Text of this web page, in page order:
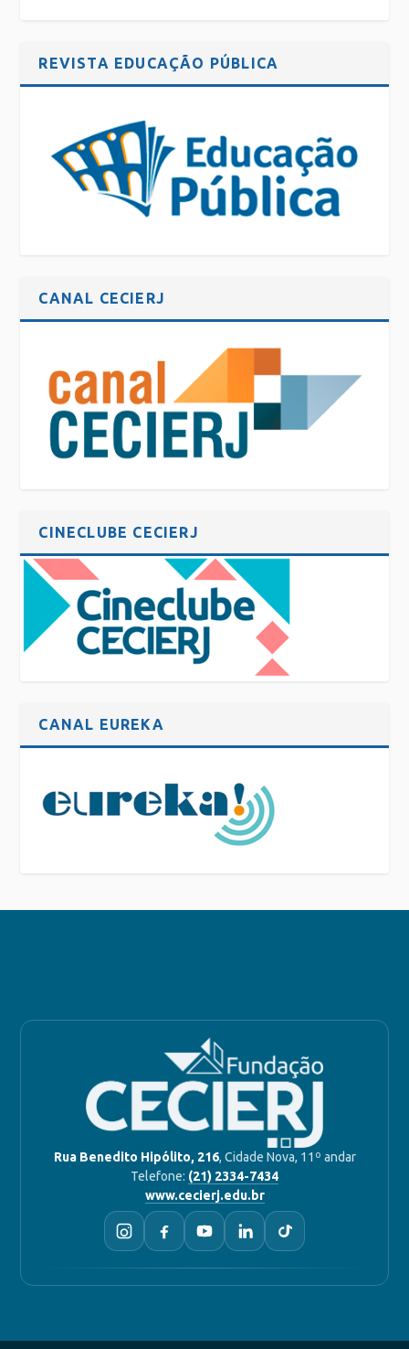
REVISTA EDUCAÇÃO PÚBLICA
CANAL CECIERJ
CINECLUBE CECIERJ
CANAL EUREKA
Rua Benedito Hipólito, 216, Cidade Nova, 11º andar
Telefone: (21) 2334-7434
www.cecierj.edu.br